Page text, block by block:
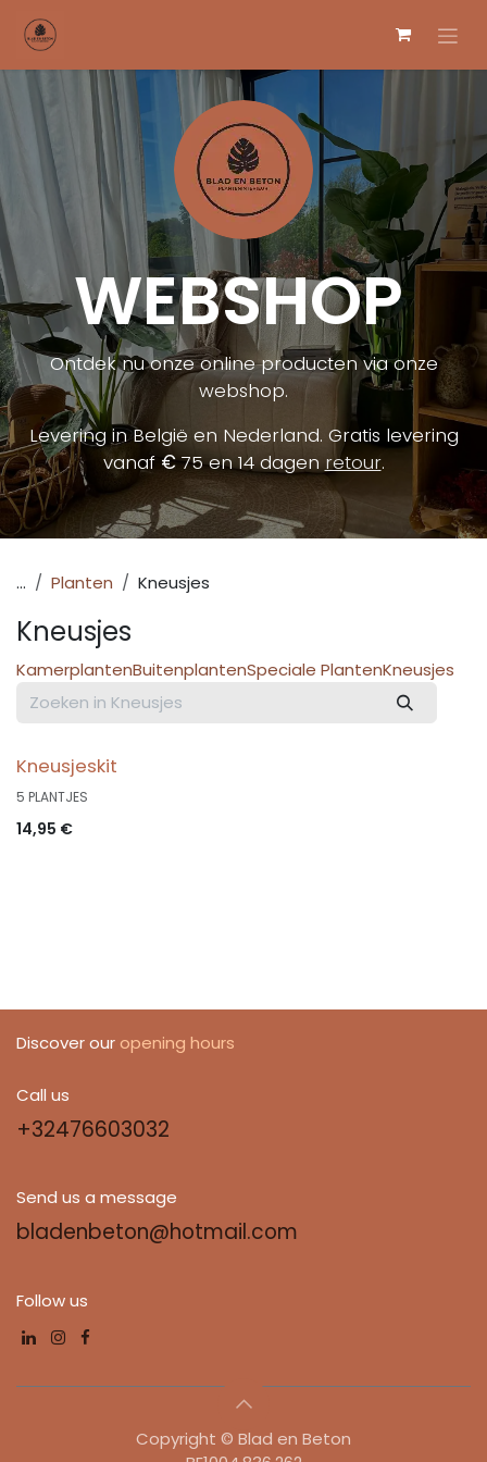
WEBSHOP
Ontdek nu onze online producten via onze
webshop.
Levering in België en Nederland. Gratis levering
vanaf €75 en 14 dagenretour.
... Planten Kneusjes
Kneusjes
KamerplantenBuitenplantenSpeciale PlantenKneusjes
Kneusjeskit
5 PLANTJES
14,95 €
Discover our opening hours
Call us
+32476603032
Send us a message
bladenbeton@hotmail.com
Follow us
Copyright © Blad en Beton